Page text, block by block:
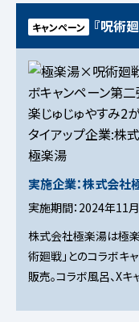
キャンペーン 『呪術
実施企業：株式会社
実施期間：2024年11
株式会社極楽湯は極楽
術廻戦」とのコラボキ
販売。コラボ風呂、Xキ